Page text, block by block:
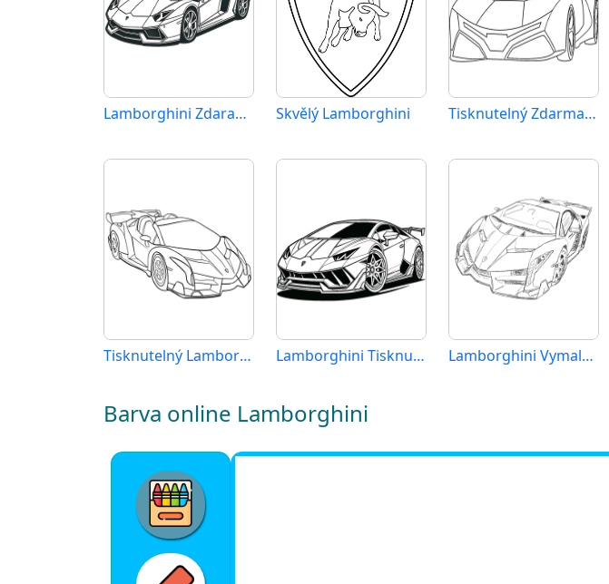
Lamborghini Zdarama Skvělý Lamborghini Tisknutelný Zdarma Lamborghini
Tisknutelný Lamborghini Obrázek Lamborghini Tisknutelný Lamborghini Vymalovatelné pro Děti
Barva online Lamborghini